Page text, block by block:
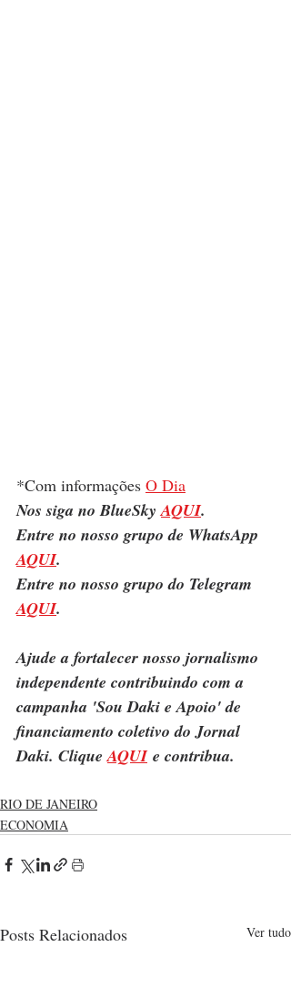
*Com informações O Dia
Nos siga no BlueSky AQUI.
Entre no nosso grupo de WhatsApp
AQUI.
Entre no nosso grupo do Telegram
AQUI.
Ajude a fortalecer nosso jornalismo
independente contribuindo com a
campanha 'Sou Daki e Apoio' de
financiamento coletivo do Jornal
Daki. Clique AQUI e contribua.
RIO DE JANEIRO
ECONOMIA
Posts Relacionados Ver tudo